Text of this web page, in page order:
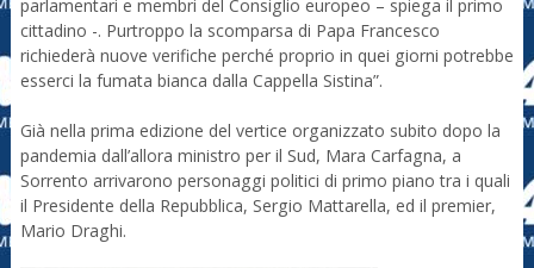
parlamentari e membri del Consiglio europeo – spiega il primo
cittadino -. Purtroppo la scomparsa di Papa Francesco
richiederà nuove verifiche perché proprio in quei giorni potrebbe
esserci la fumata bianca dalla Cappella Sistina”.
Già nella prima edizione del vertice organizzato subito dopo la
pandemia dall’allora ministro per il Sud, Mara Carfagna, a
Sorrento arrivarono personaggi politici di primo piano tra i quali
il Presidente della Repubblica, Sergio Mattarella, ed il premier,
Mario Draghi.